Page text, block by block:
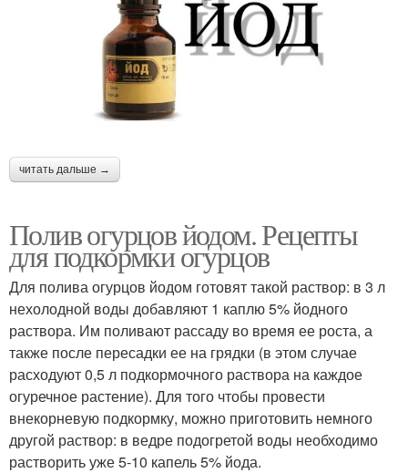
читать дальше →
Полив огурцов йодом. Рецепты
для подкормки огурцов
Для полива огурцов йодом готовят такой раствор: в 3 л
нехолодной воды добавляют 1 каплю 5% йодного
раствора. Им поливают рассаду во время ее роста, а
также после пересадки ее на грядки (в этом случае
расходуют 0,5 л подкормочного раствора на каждое
огуречное растение). Для того чтобы провести
внекорневую подкормку, можно приготовить немного
другой раствор: в ведре подогретой воды необходимо
растворить уже 5-10 капель 5% йода.